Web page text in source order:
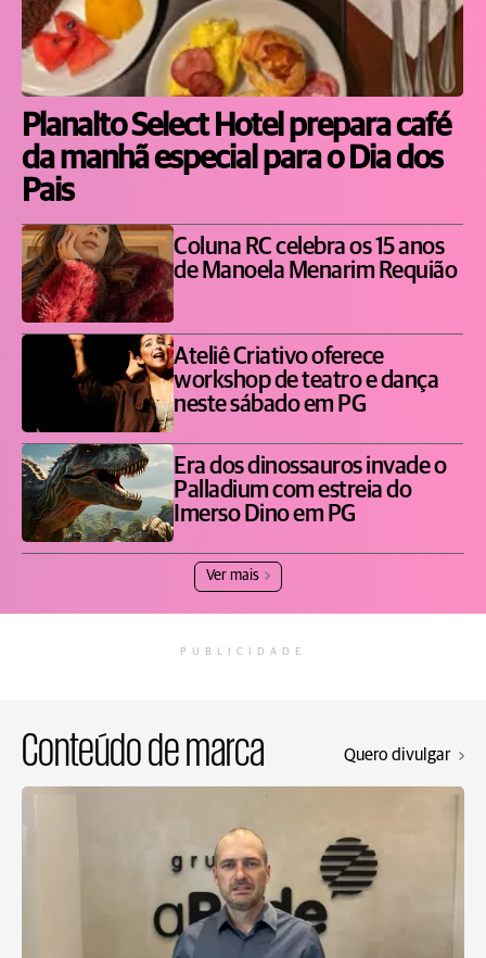
Planalto Select Hotel prepara café
da manhã especial para o Dia dos
Pais
Coluna RC celebra os 15 anos
de Manoela Menarim Requião
Ateliê Criativo oferece
workshop de teatro e dança
neste sábado em PG
Era dos dinossauros invade o
Palladium com estreia do
Imerso Dino em PG
Ver mais
PUBLICIDADE
Conteúdo de marca Quero divulgar